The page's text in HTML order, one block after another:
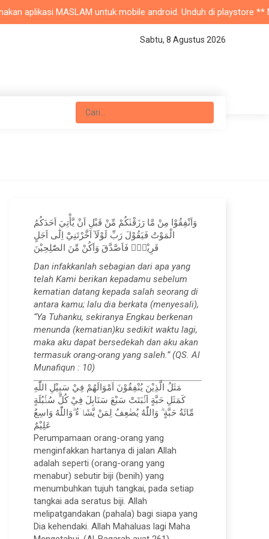
MASLAM untuk mobile android. Unduh di playstore **
Sabtu, 8 Agustus 2026
وَاَنْفِقُوْا مِنْ مَّا رَزَقْنٰكُمْ مِّنْ قَبْلِ اَنْ يَّأْتِيَ اَحَدَكُمُ
الْمَوْتُ فَيَقُوْلَ رَبِّ لَوْلَآ اَخَّرْتَنِيْٓ اِلٰٓى اَجَلٍ
قَرِيْبٍۚ فَاَصَّدَّقَ وَاَكُنْ مِّنَ الصّٰلِحِيْنَ
Dan infakkanlah sebagian dari apa yang
telah Kami berikan kepadamu sebelum
kematian datang kepada salah seorang di
antara kamu; lalu dia berkata (menyesali),
“Ya Tuhanku, sekiranya Engkau berkenan
menunda (kematian)ku sedikit waktu lagi,
maka aku dapat bersedekah dan aku akan
termasuk orang-orang yang saleh.” (QS. Al
Munafiqun : 10)
مَثَلُ الَّذِيْنَ يُنْفِقُوْنَ اَمْوَالَهُمْ فِيْ سَبِيْلِ اللّٰهِ
كَمَثَلِ حَبَّةٍ اَنْۢبَتَتْ سَبْعَ سَنَابِلَ فِيْ كُلِّ سُنْۢبُلَةٍ
مِّائَةُ حَبَّةٍ ۗ وَاللّٰهُ يُضٰعِفُ لِمَنْ يَّشَاۤءُ ۗوَاللّٰهُ وَاسِعٌ
عَلِيْمٌ
Perumpamaan orang-orang yang
menginfakkan hartanya di jalan Allah
adalah seperti (orang-orang yang
menabur) sebutir biji (benih) yang
menumbuhkan tujuh tangkai, pada setiap
tangkai ada seratus biji. Allah
melipatgandakan (pahala) bagi siapa yang
Dia kehendaki. Allah Mahaluas lagi Maha